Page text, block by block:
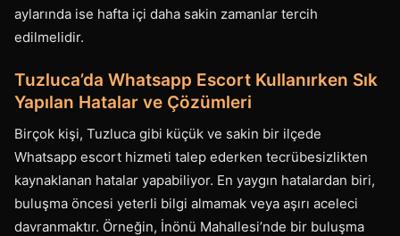
aylarında ise hafta içi daha sakin zamanlar tercih
edilmelidir.
Tuzluca’da Whatsapp Escort Kullanırken Sık
Yapılan Hatalar ve Çözümleri
Birçok kişi, Tuzluca gibi küçük ve sakin bir ilçede
Whatsapp escort hizmeti talep ederken tecrübesizlikten
kaynaklanan hatalar yapabiliyor. En yaygın hatalardan biri,
buluşma öncesi yeterli bilgi almamak veya aşırı aceleci
davranmaktır. Örneğin, İnönü Mahallesi’nde bir buluşma